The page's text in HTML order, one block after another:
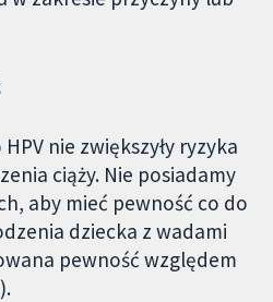
nie zwiększyły ryzyka
ciąży. Nie posiadamy
aby mieć pewność co do
dziecka z wadami
pewność względem